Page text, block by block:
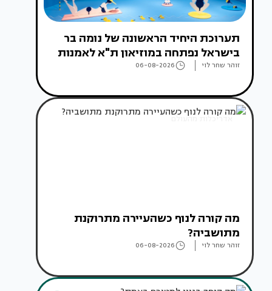
תערוכת היחיד הראשונה של נומה בר
בישראל נפתחה במוזיאון ת"א לאמנות
זוהר שחר לוי 06-08-2026
אדריכלות מהעולם
מה קורה לנוף כשהעיירה מתרוקנת
מתושביה?
זוהר שחר לוי 06-08-2026